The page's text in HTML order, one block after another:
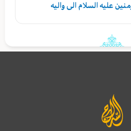
عليه السلام الى واليه